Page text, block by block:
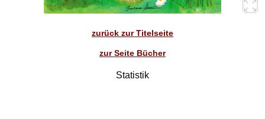
zurück zur Titelseite
zur Seite Bücher
Statistik